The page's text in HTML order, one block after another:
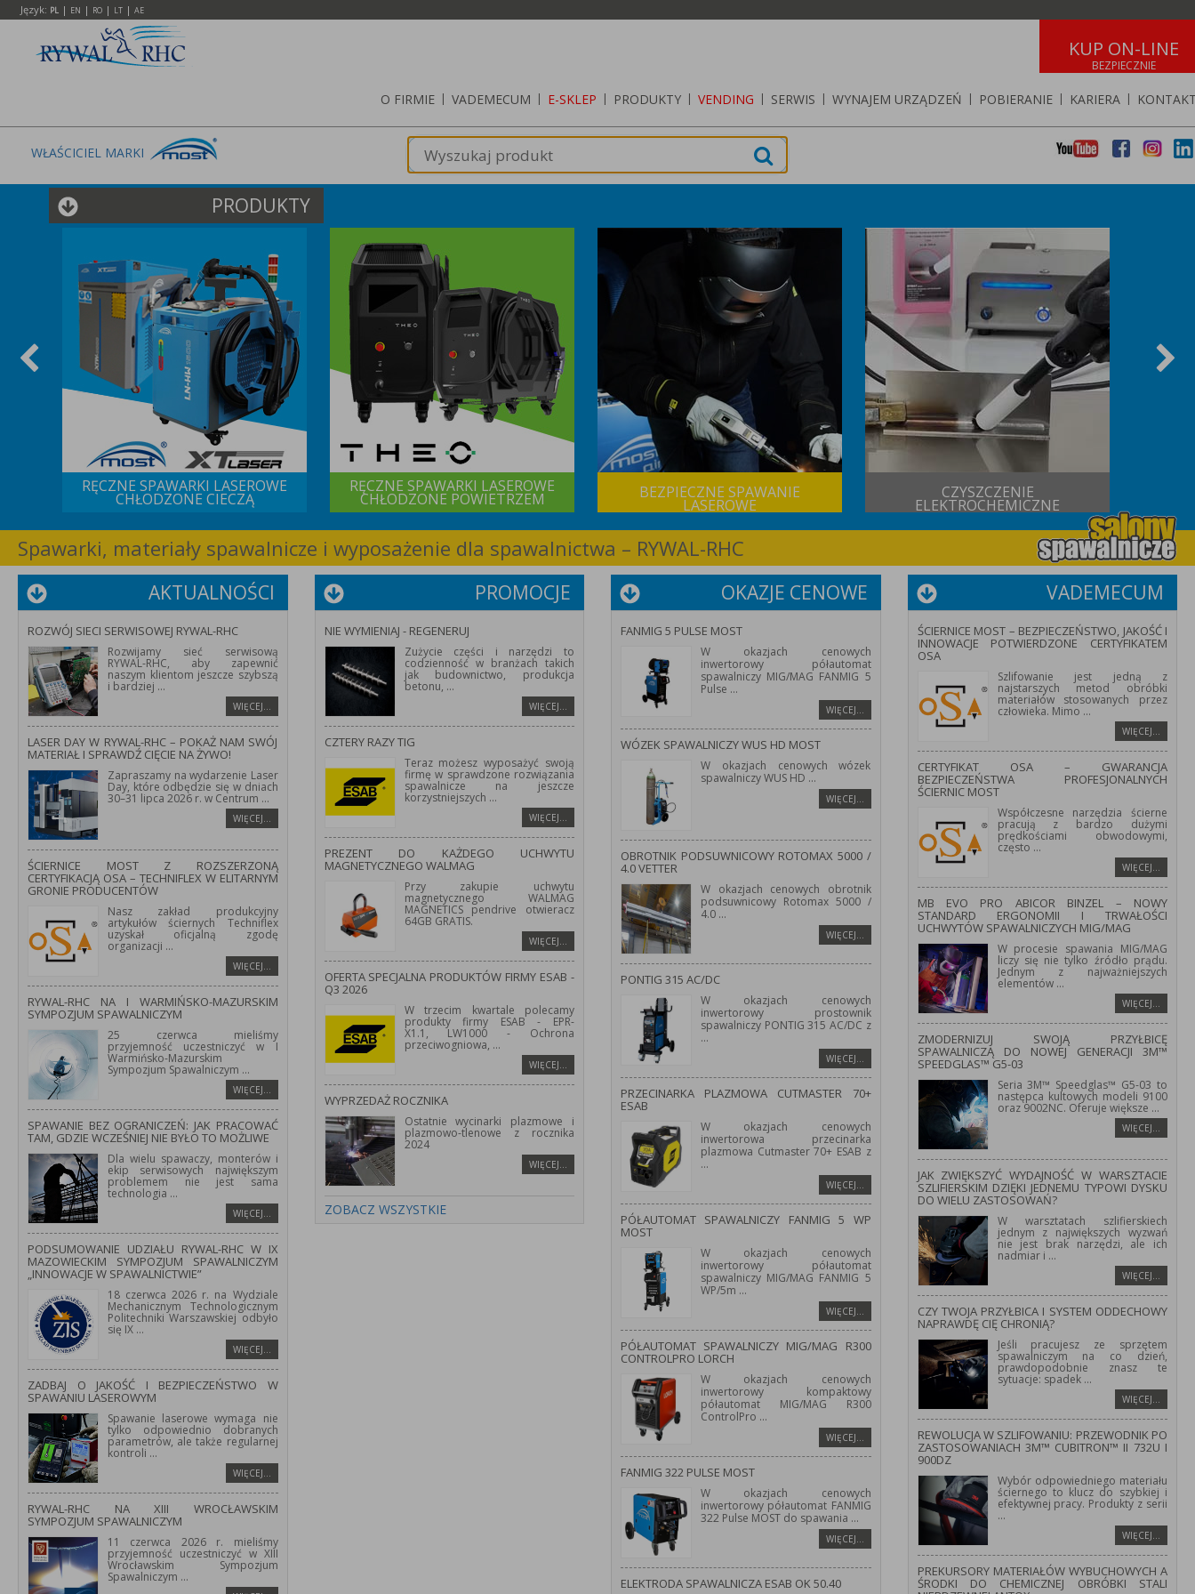
Język: PL | EN | RO | LT | AE
KUP ON-LINE
O FIRMIE | VADEMECUM | E-SKLEP | PRODUKTY | VENDING | SERWIS | WYNAJEM URZĄDZEŃ | POBIERANIE | KARIERA |
WŁAŚCICIEL MARKI
PRODUKTY
RĘCZNE SPAWARKI LASEROWE
CHŁODZONE CIECZĄ
RĘCZNE SPAWARKI LASEROWE
CHŁODZONE POWIETRZEM BEZPIECZNE SPAWANIE
LASEROWE
CZYSZCZENIE
ELEKTROCHEMICZNE
Spawarki, materiały spawalnicze i wyposażenie dla spawalnictwa – RYWAL-RHC
AKTUALNOŚCI
ROZWÓJ SIECI SERWISOWEJ RYWAL-RHC
Rozwijamy sieć serwisową
RYWAL-RHC, aby zapewnić
naszym klientom jeszcze szybszą
i bardziej ...
WIĘCEJ…
LASER DAY W RYWAL-RHC – POKAŻ NAM SWÓJ
MATERIAŁ I SPRAWDŹ CIĘCIE NA ŻYWO!
Zapraszamy na wydarzenie Laser
Day, które odbędzie się w dniach
30–31 lipca 2026 r. w Centrum ...
WIĘCEJ…
ŚCIERNICE MOST Z ROZSZERZONĄ
CERTYFIKACJĄ OSA – TECHNIFLEX W ELITARNYM
GRONIE PRODUCENTÓW
Nasz zakład produkcyjny
artykułów ściernych Techniflex
uzyskał oficjalną zgodę
organizacji ...
WIĘCEJ…
RYWAL-RHC NA I WARMIŃSKO-MAZURSKIM
SYMPOZJUM SPAWALNICZYM
25 czerwca mieliśmy
przyjemność uczestniczyć w I
Warmińsko-Mazurskim
Sympozjum Spawalniczym ...
WIĘCEJ…
SPAWANIE BEZ OGRANICZEŃ: JAK PRACOWAĆ
TAM, GDZIE WCZEŚNIEJ NIE BYŁO TO MOŻLIWE
Dla wielu spawaczy, monterów i
ekip serwisowych największym
problemem nie jest sama
technologia ...
WIĘCEJ…
PODSUMOWANIE UDZIAŁU RYWAL-RHC W IX
MAZOWIECKIM SYMPOZJUM SPAWALNICZYM
„INNOWACJE W SPAWALNICTWIE”
18 czerwca 2026 r. na Wydziale
Mechanicznym Technologicznym
Politechniki Warszawskiej odbyło
się IX ...
WIĘCEJ…
ZADBAJ O JAKOŚĆ I BEZPIECZEŃSTWO W
SPAWANIU LASEROWYM
Spawanie laserowe wymaga nie
tylko odpowiednio dobranych
parametrów, ale także regularnej
kontroli ...
WIĘCEJ…
RYWAL-RHC NA XIII WROCŁAWSKIM
SYMPOZJUM SPAWALNICZYM
11 czerwca 2026 r. mieliśmy
przyjemność uczestniczyć w XIII
Wrocławskim Sympozjum
Spawalniczym ...
PROMOCJE
NIE WYMIENIAJ - REGENERUJ
Zużycie części i narzędzi to
codzienność w branżach takich
jak budownictwo, produkcja
betonu, ...
WIĘCEJ…
CZTERY RAZY TIG
Teraz możesz wyposażyć swoją
firmę w sprawdzone rozwiązania
spawalnicze na jeszcze
korzystniejszych ...
WIĘCEJ…
PREZENT DO KAŻDEGO UCHWYTU
MAGNETYCZNEGO WALMAG
Przy zakupie uchwytu
magnetycznego WALMAG
MAGNETICS pendrive otwieracz
64GB GRATIS.
WIĘCEJ…
OFERTA SPECJALNA PRODUKTÓW FIRMY ESAB -
Q3 2026
W trzecim kwartale polecamy
produkty firmy ESAB - EPR-
X1.1, LW1000 - Ochrona
przeciwogniowa, ...
WIĘCEJ…
WYPRZEDAŻ ROCZNIKA
Ostatnie wycinarki plazmowe i
plazmowo-tlenowe z rocznika
2024
WIĘCEJ…
ZOBACZ WSZYSTKIE
OKAZJE CENOWE
FANMIG 5 PULSE MOST
W okazjach cenowych
inwertorowy półautomat
spawalniczy MIG/MAG FANMIG 5
Pulse ...
WIĘCEJ…
WÓZEK SPAWALNICZY WUS HD MOST
W okazjach cenowych wózek
spawalniczy WUS HD ...
WIĘCEJ…
OBROTNIK PODSUWNICOWY ROTOMAX 5000 /
4.0 VETTER
W okazjach cenowych obrotnik
podsuwnicowy Rotomax 5000 /
4.0 ...
WIĘCEJ…
PONTIG 315 AC/DC
W okazjach cenowych
inwertorowy prostownik
spawalniczy PONTIG 315 AC/DC z
...
WIĘCEJ…
PRZECINARKA PLAZMOWA CUTMASTER 70+
ESAB
W okazjach cenowych
inwertorowa przecinarka
plazmowa Cutmaster 70+ ESAB z
...
WIĘCEJ…
PÓŁAUTOMAT SPAWALNICZY FANMIG 5 WP
MOST
W okazjach cenowych
inwertorowy półautomat
spawalniczy MIG/MAG FANMIG 5
WP/5m ...
WIĘCEJ…
PÓŁAUTOMAT SPAWALNICZY MIG/MAG R300
CONTROLPRO LORCH
W okazjach cenowych
inwertorowy kompaktowy
półautomat MIG/MAG R300
ControlPro ...
WIĘCEJ…
FANMIG 322 PULSE MOST
W okazjach cenowych
inwertorowy półautomat FANMIG
322 Pulse MOST do spawania ...
WIĘCEJ…
ELEKTRODA SPAWALNICZA ESAB OK 50.40
VADEMECUM
ŚCIERNICE MOST – BEZPIECZEŃSTWO, JAKOŚĆ I
INNOWACJE POTWIERDZONE CERTYFIKATEM
OSA
Szlifowanie jest jedną z
najstarszych metod obróbki
materiałów stosowanych przez
człowieka. Mimo ...
WIĘCEJ…
CERTYFIKAT OSA – GWARANCJA
BEZPIECZEŃSTWA PROFESJONALNYCH
ŚCIERNIC MOST
Współczesne narzędzia ścierne
pracują z bardzo dużymi
prędkościami obwodowymi,
często ...
WIĘCEJ…
MB EVO PRO ABICOR BINZEL – NOWY
STANDARD ERGONOMII I TRWAŁOŚCI
UCHWYTÓW SPAWALNICZYCH MIG/MAG
W procesie spawania MIG/MAG
liczy się nie tylko źródło prądu.
Jednym z najważniejszych
elementów...
WIĘCEJ…
ZMODERNIZUJ SWOJĄ PRZYŁBICĘ
SPAWALNICZĄ DO NOWEJ GENERACJI 3M™
SPEEDGLAS™ G5-03
Seria 3M™ Speedglas™ G5-03 to
następca kultowych modeli 9100
oraz 9002NC. Oferuje większe ...
WIĘCEJ…
JAK ZWIĘKSZYĆ WYDAJNOŚĆ W WARSZTACIE
SZLIFIERSKIM DZIĘKI JEDNEMU TYPOWI DYSKU
DO WIELU ZASTOSOWAŃ?
W warsztatach szlifierskiech
jednym z największych wyzwań
nie jest brak narzędzi, ale ich
nadmiar i ...
WIĘCEJ…
CZY TWOJA PRZYŁBICA I SYSTEM ODDECHOWY
NAPRAWDĘ CIĘ CHRONIĄ?
Jeśli pracujesz ze sprzętem
spawalniczym na co dzień,
prawdopodobnie znasz te
sytuacje: spadek...
WIĘCEJ…
REWOLUCJA W SZLIFOWANIU: PRZEWODNIK PO
ZASTOSOWANIACH 3M™ CUBITRON™ II 732U I
900DZ
Wybór odpowiedniego materiału
ściernego to klucz do szybkiej i
efektywnej pracy. Produkty z serii
...
WIĘCEJ…
PREKURSORY MATERIAŁÓW WYBUCHOWYCH A
ŚRODKI DO CHEMICZNEJ OBRÓBKI STALI